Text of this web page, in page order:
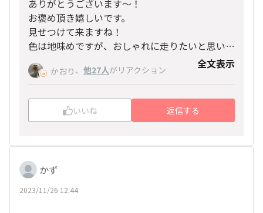
ありがとうございます〜！
お褒め頂き嬉しいです。
見せつけて来ますね！
色は地味めですが、おしゃれに走りたいと思いま
す！
かおり 、 他27人がリアクション 全文表示
いいね 返信する
かず
2023/11/26 12:44